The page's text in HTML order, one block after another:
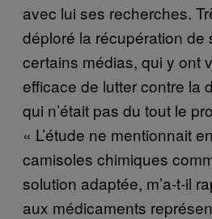
avec lui ses recherches.
déploré la récupération de
certains médias, qui y ont
efficace de lutter contre la
qui n’était pas du tout le
« L’étude ne mentionnait
camisoles chimiques
solution adaptée, m’a-t-il
aux médicaments